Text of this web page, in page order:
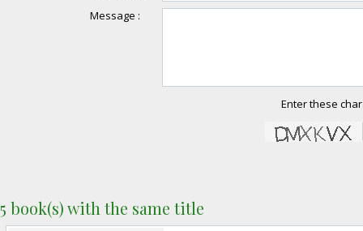
Message :
Enter these
5 book(s) with the same title